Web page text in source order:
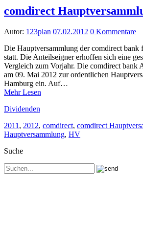
comdirect
Autor: 123plan 07.02.2012 0 Kommentare
Die Hauptversammlung der comdirect
statt. Die Anteilseigner erhoffen sich eine
Vergleich zum Vorjahr. Die comdirect bank
am 09. Mai 2012 zur ordentlichen
Hamburg ein. Auf…
Mehr Lesen
Dividenden
2011 , 2012, comdirect, comdirect
Hauptversammlung, HV
Suche